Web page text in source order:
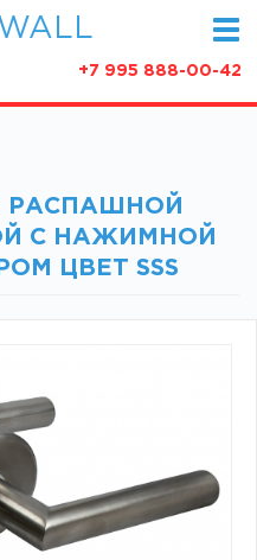
+7 995 888-00-42
(закрытые
(открытые
дверей
дверей
(раздвижная
(распашная серия)
РАСПАШНОЙ
С НАЖИМНОЙ
ЦВЕТ SSS